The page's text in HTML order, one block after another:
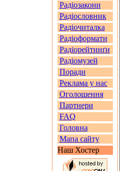
Радіозакони
Радіословник
Радіочиталка
Радіоформати
Радіорейтинґи
Радіомузей
Поради
Реклама у нас
Оголошення
Партнери
FAQ
Головна
Мапа сайту
Наш Хостер